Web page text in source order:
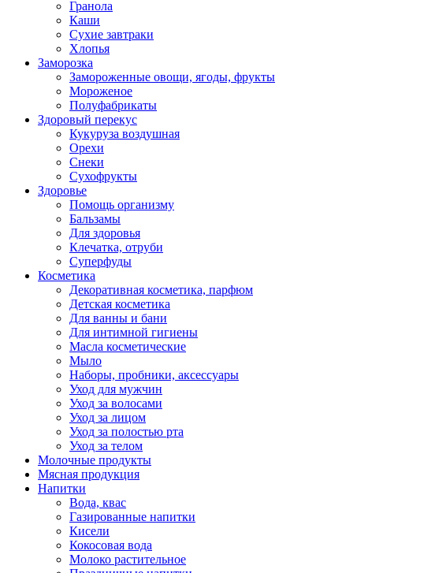
Гранола
Каши
Сухие завтраки
Хлопья
Заморозка
Замороженные овощи, ягоды, фрукты
Мороженое
Полуфабрикаты
Здоровый перекус
Кукуруза воздушная
Орехи
Снеки
Сухофрукты
Здоровье
Помощь организму
Бальзамы
Для здоровья
Клечатка, отруби
Суперфуды
Косметика
Декоративная косметика, парфюм
Детская косметика
Для ванны и бани
Для интимной гигиены
Масла косметические
Мыло
Наборы, пробники, аксессуары
Уход для мужчин
Уход за волосами
Уход за лицом
Уход за полостью рта
Уход за телом
Молочные продукты
Мясная продукция
Напитки
Вода, квас
Газированные напитки
Кисели
Кокосовая вода
Молоко растительное